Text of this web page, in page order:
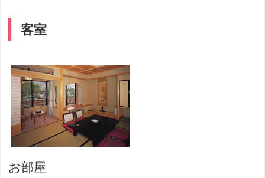
客室
お部屋